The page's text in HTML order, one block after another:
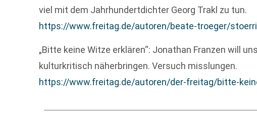
viel mit dem Jahrhundertdichter Georg Trakl zu tun.
https://www.freitag.de/autoren/beate-troeger/
„Bitte keine Witze erklären“: Jonathan Franzen will
kulturkritisch näherbringen. Versuch misslungen.
https://www.freitag.de/autoren/der-freitag/bitte-